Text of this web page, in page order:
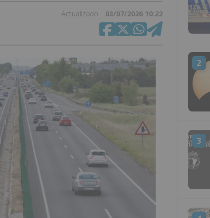
Actualizado 03/07/2026 10:22
2
3